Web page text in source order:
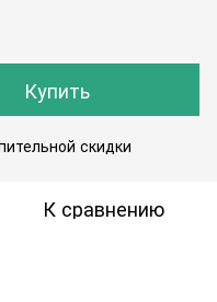
Купить
скидки
К сравнению